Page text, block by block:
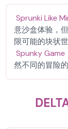
Sprunki Like
意沙盒体验，
限可能的块状
Spunky Game
然不同的冒险